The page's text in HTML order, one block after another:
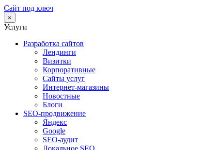
Сайт под ключ
×
Услуги
Разработка сайтов
Лендинги
Визитки
Корпоративные
Сайты услуг
Интернет-магазины
Новостные
Блоги
SEO-продвижение
Яндекс
Google
SEO-аудит
Локальное SEO